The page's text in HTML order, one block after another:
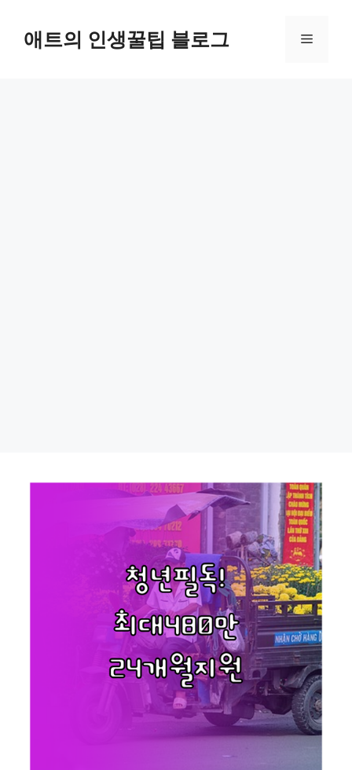
애트의 인생꿀팁 블로그 메